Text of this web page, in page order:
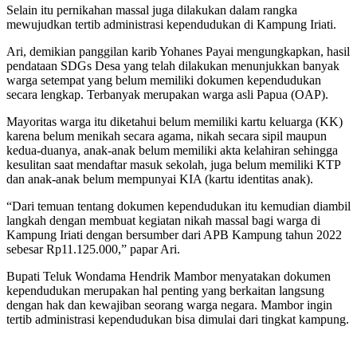
Selain itu pernikahan massal juga dilakukan dalam rangka
mewujudkan tertib administrasi kependudukan di Kampung Iriati.
Ari, demikian panggilan karib Yohanes Payai mengungkapkan, hasil
pendataan SDGs Desa yang telah dilakukan menunjukkan banyak
warga setempat yang belum memiliki dokumen kependudukan
secara lengkap. Terbanyak merupakan warga asli Papua (OAP).
Mayoritas warga itu diketahui belum memiliki kartu keluarga (KK)
karena belum menikah secara agama, nikah secara sipil maupun
kedua-duanya, anak-anak belum memiliki akta kelahiran sehingga
kesulitan saat mendaftar masuk sekolah, juga belum memiliki KTP
dan anak-anak belum mempunyai KIA (kartu identitas anak).
“Dari temuan tentang dokumen kependudukan itu kemudian diambil
langkah dengan membuat kegiatan nikah massal bagi warga di
Kampung Iriati dengan bersumber dari APB Kampung tahun 2022
sebesar Rp11.125.000,” papar Ari.
Bupati Teluk Wondama Hendrik Mambor menyatakan dokumen
kependudukan merupakan hal penting yang berkaitan langsung
dengan hak dan kewajiban seorang warga negara. Mambor ingin
tertib administrasi kependudukan bisa dimulai dari tingkat kampung.